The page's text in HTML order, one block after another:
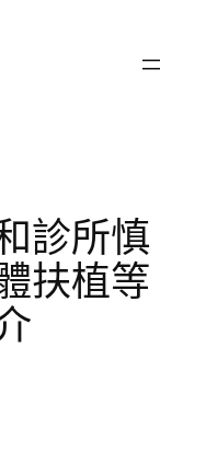
診所慎
扶植等